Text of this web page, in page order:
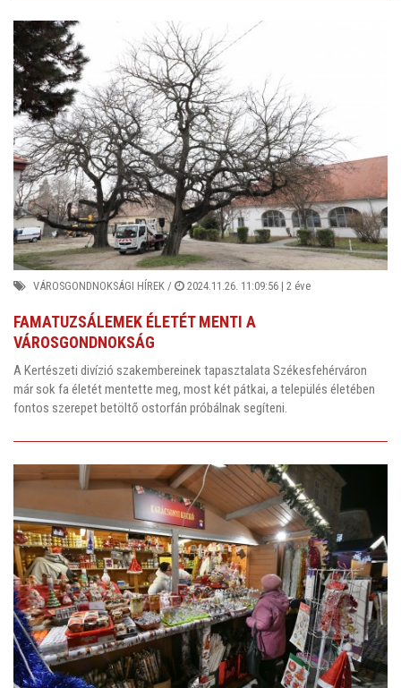
VÁROSGONDNOKSÁGI HÍREK / 2024.11.26. 11:09:56 | 2 éve
FAMATUZSÁLEMEK ÉLETÉT MENTI A
VÁROSGONDNOKSÁG
A Kertészeti divízió szakembereinek tapasztalata Székesfehérváron
már sok fa életét mentette meg, most két pátkai, a település életében
fontos szerepet betöltő ostorfán próbálnak segíteni.